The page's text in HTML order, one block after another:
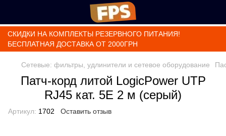
СКИДКИ НА КОМПЛЕКТЫ РЕЗЕРВНОГО ПИТАНИЯ!
БЕСПЛАТНАЯ ДОСТАВКА ОТ 2000ГРН
Сетевые: фильтры, удлинители и сетевое оборудование
Патч-корд литой LogicPower UTP
RJ45 кат. 5Е 2 м (серый)
Артикул: 1702 Оставить отзыв